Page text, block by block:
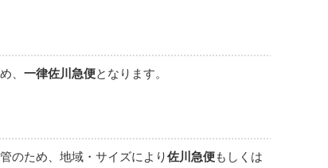
、 一律佐川急便となります。
のため、地域・サイズにより佐川急便もしくは